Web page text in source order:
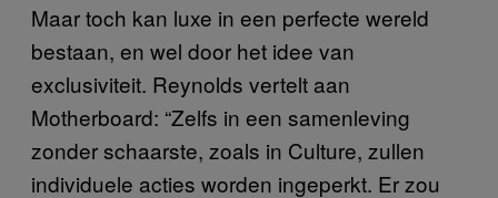
Maar toch kan luxe in een perfecte wereld
bestaan, en wel door het idee van
exclusiviteit. Reynolds vertelt aan
Motherboard: “Zelfs in een samenleving
zonder schaarste, zoals in Culture, zullen
individuele acties worden ingeperkt. Er zou